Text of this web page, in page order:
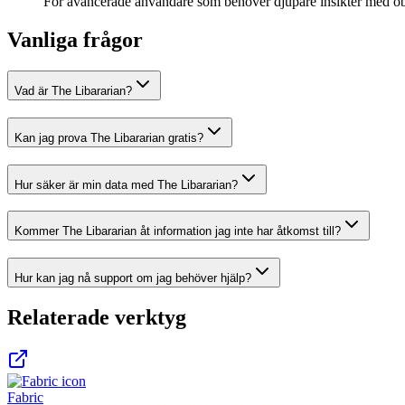
Vanliga frågor
Vad är The Libararian?
Kan jag prova The Libararian gratis?
Hur säker är min data med The Libararian?
Kommer The Libararian åt information jag inte har åtkomst till?
Hur kan jag nå support om jag behöver hjälp?
Relaterade verktyg
Fabric